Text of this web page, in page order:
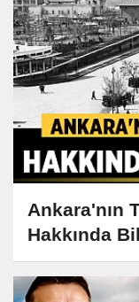
Ankara'nın
Hakkında